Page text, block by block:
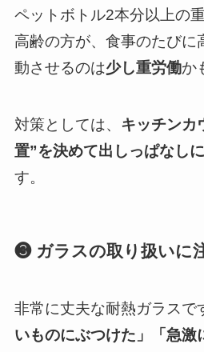
ペットボトル2本分以上の重
高齢の方が、食事のたびに
動させるのは少し重労働か
対策としては、 キッチンカ
置”を決めて出しっぱなし
す。
❸ ガラスの取り扱いに
非常に丈夫な耐熱ガラスで
いものにぶつけた」「急激